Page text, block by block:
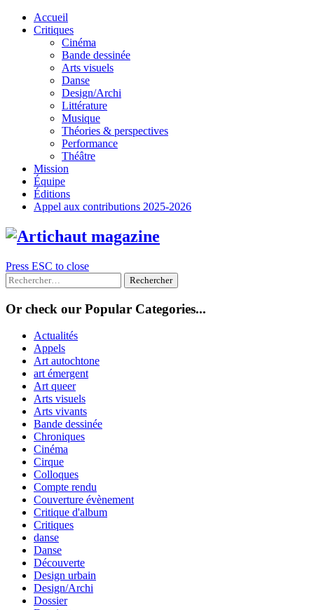
Skip
Accueil
Critiques
Cinéma
Bande dessinée
Arts visuels
Danse
Design/Archi
Littérature
Musique
Théories & perspectives
Performance
Théâtre
Mission
Équipe
Éditions
Appel aux contributions 2025-2026
Press ESC to close
Rechercher :
Or check our Popular Categories...
Actualités
Appels
Art autochtone
art émergent
Art queer
Arts visuels
Arts vivants
Bande dessinée
Chroniques
Cinéma
Cirque
Colloques
Compte rendu
Couverture évènement
Critique d'album
Critiques
danse
Danse
Découverte
Design urbain
Design/Archi
Dossier